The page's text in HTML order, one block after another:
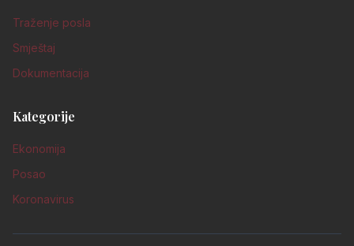
Traženje posla
Smještaj
Dokumentacija
Kategorije
Ekonomija
Posao
Koronavirus